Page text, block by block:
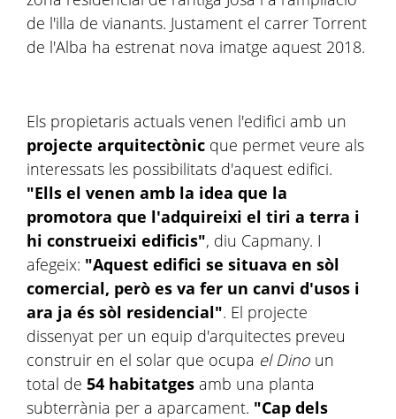
de l'illa de vianants. Justament el carrer Torrent
de l'Alba ha estrenat nova imatge aquest 2018.
Els propietaris actuals venen l'edifici amb un
projecte arquitectònic que permet veure als
interessats les possibilitats d'aquest edifici.
"Ells el venen amb la idea que la
promotora que l'adquireixi el tiri a terra i
hi construeixi edificis", diu Capmany. I
afegeix: "Aquest edifici se situava en sòl
comercial, però es va fer un canvi d'usos i
ara ja és sòl residencial". El projecte
dissenyat per un equip d'arquitectes preveu
construir en el solar que ocupa el Dino un
total de 54 habitatges amb una planta
subterrània per a aparcament. "Cap dels